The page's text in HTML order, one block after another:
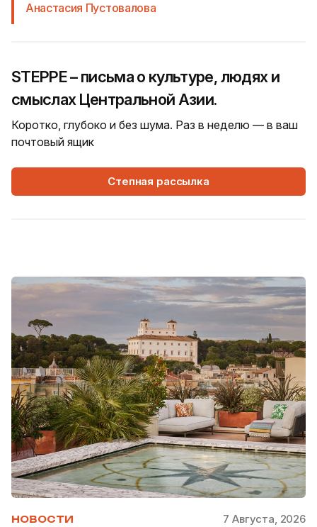
Анастасия Пустовалова
STEPPE – письма о культуре, людях и
смыслах Центральной Азии.
Коротко, глубоко и без шума. Раз в неделю — в ваш
почтовый ящик
Степная рассылка
НОВОСТИ 7 Августа, 2026